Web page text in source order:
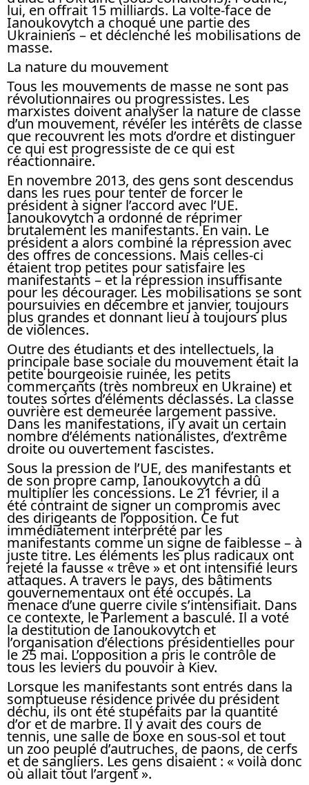
lui, en offrait 15 milliards. La volte-face de
Ianoukovytch a choqué une partie des
Ukrainiens – et déclenché les mobilisations de
masse.
La nature du mouvement
Tous les mouvements de masse ne sont pas
révolutionnaires ou progressistes. Les
marxistes doivent analyser la nature de classe
d’un mouvement, révéler les intérêts de classe
que recouvrent les mots d’ordre et distinguer
ce qui est progressiste de ce qui est
réactionnaire.
En novembre 2013, des gens sont descendus
dans les rues pour tenter de forcer le
président à signer l’accord avec l’UE.
Ianoukovytch a ordonné de réprimer
brutalement les manifestants. En vain. Le
président a alors combiné la répression avec
des offres de concessions. Mais celles-ci
étaient trop petites pour satisfaire les
manifestants – et la répression insuffisante
pour les décourager. Les mobilisations se sont
poursuivies en décembre et janvier, toujours
plus grandes et donnant lieu à toujours plus
de violences.
Outre des étudiants et des intellectuels, la
principale base sociale du mouvement était la
petite bourgeoisie ruinée, les petits
commerçants (très nombreux en Ukraine) et
toutes sortes d’éléments déclassés. La classe
ouvrière est demeurée largement passive.
Dans les manifestations, il y avait un certain
nombre d’éléments nationalistes, d’extrême
droite ou ouvertement fascistes.
Sous la pression de l’UE, des manifestants et
de son propre camp, Ianoukovytch a dû
multiplier les concessions. Le 21 février, il a
été contraint de signer un compromis avec
des dirigeants de l’opposition. Ce fut
immédiatement interprété par les
manifestants comme un signe de faiblesse – à
juste titre. Les éléments les plus radicaux ont
rejeté la fausse « trêve » et ont intensifié leurs
attaques. A travers le pays, des bâtiments
gouvernementaux ont été occupés. La
menace d’une guerre civile s’intensifiait. Dans
ce contexte, le Parlement a basculé. Il a voté
la destitution de Ianoukovytch et
l’organisation d’élections présidentielles pour
le 25 mai. L’opposition a pris le contrôle de
tous les leviers du pouvoir à Kiev.
Lorsque les manifestants sont entrés dans la
somptueuse résidence privée du président
déchu, ils ont été stupéfaits par la quantité
d’or et de marbre. Il y avait des cours de
tennis, une salle de boxe en sous-sol et tout
un zoo peuplé d’autruches, de paons, de cerfs
et de sangliers. Les gens disaient : « voilà donc
où allait tout l’argent ».